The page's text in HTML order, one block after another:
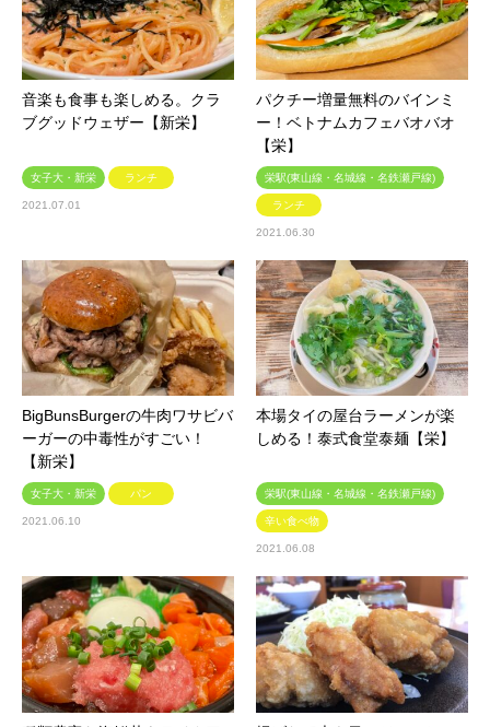
音楽も食事も楽しめる。クラ
ブグッドウェザー【新栄】
女子大・新栄 ランチ
2021.07.01
パクチー増量無料のバインミ
ー！ベトナムカフェバオバオ
【栄】
栄駅(東山線・名城線・名鉄瀬戸線)
ランチ
2021.06.30
BigBunsBurgerの牛肉ワサビバ
ーガーの中毒性がすごい！
【新栄】
女子大・新栄 パン
2021.06.10
本場タイの屋台ラーメンが楽
しめる！泰式食堂泰麺【栄】
栄駅(東山線・名城線・名鉄瀬戸線)
辛い食べ物
2021.06.08